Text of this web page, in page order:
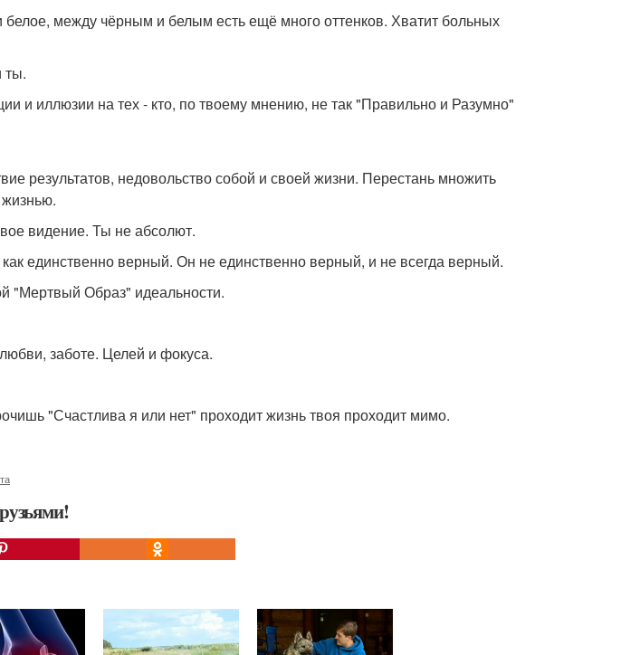
белое, между чёрным и белым есть ещё много оттенков. Хватит больных
ты.
и иллюзии на тех - кто, по твоему мнению, не так "Правильно и Разумно"
результатов, недовольство собой и своей жизни. Перестань множить
видение. Ты не абсолют.
единственно верный. Он не единственно верный, и не всегда верный.
"Мертвый Образ" идеальности.
заботе. Целей и фокуса.
"Счастлива я или нет" проходит жизнь твоя проходит мимо.